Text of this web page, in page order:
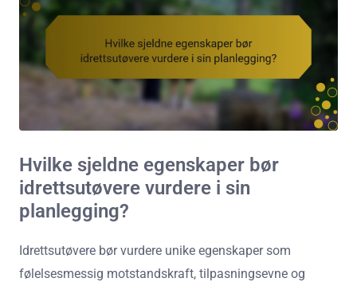
Hvilke sjeldne egenskaper bør
idrettsutøvere vurdere i sin
planlegging?
Idrettsutøvere bør vurdere unike egenskaper som
følelsesmessig motstandskraft, tilpasningsevne og